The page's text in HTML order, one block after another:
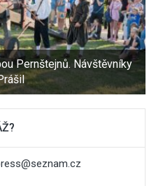
Pernštejnů. Návštěvníky